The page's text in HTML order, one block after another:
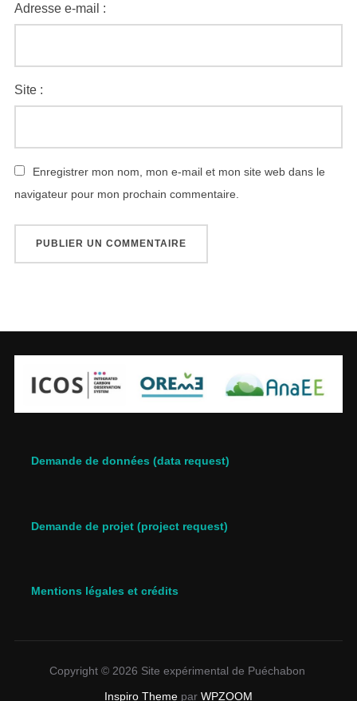
Adresse e-mail :
Site :
Enregistrer mon nom, mon e-mail et mon site web dans le
navigateur pour mon prochain commentaire.
Demande de données (data request)
Demande de projet (project request)
Mentions légales et crédits
Copyright © 2026 Site expérimental de Puéchabon
Inspiro Theme par WPZOOM